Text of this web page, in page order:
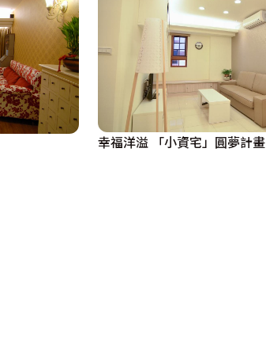
架高地板設計，利用吸盤可開啟，方收納櫃
以溫馨色調加上寬度足夠的書桌，充分收
示架與氣氛光源作用，搭配上歐洲進口壁
需求規劃出收納空間。
出人生下半場的漂亮舞台
幸福洋溢 「小資宅」圓夢計畫